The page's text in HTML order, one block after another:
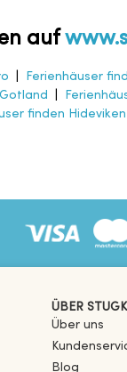
auf
Ferienhäuser
finden Hideviken
ÜBER
Über uns
Blog